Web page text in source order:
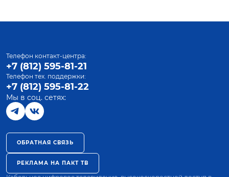
Телефон контакт-центра:
+7 (812) 595-81-21
Телефон тех. поддержки:
+7 (812) 595-81-22
Мы в соц. сетях:
ОБРАТНАЯ СВЯЗЬ
РЕКЛАМА НА ПАКТ ТВ